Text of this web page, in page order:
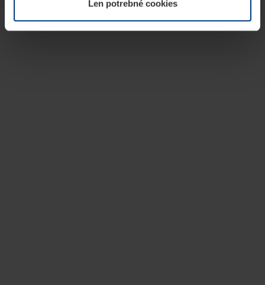
našej webovej stránky.Len potrebné cookies